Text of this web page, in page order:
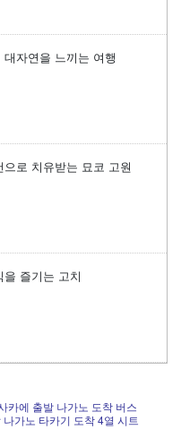
대자연을 느끼는 여행
으로 치유받는 묘코 고원
을 즐기는 고치
카에 출발 나가노 도착 버스
가노 타카기 도착 4열 시트